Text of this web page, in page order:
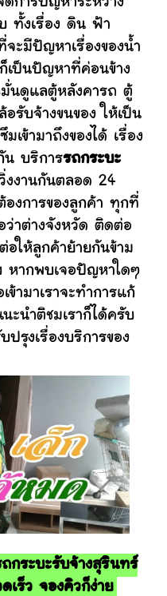
ทั้งเรื่อง ดิน ฟ้า
จะมีปัญหาเรื่องของน้ำ
ก็เป็นปัญหาที่ค่อนข้าง
มั่นดูแลตู้หลังคารถ ตู้
รับจ้างขนของ ให้เป็น
เข้ามาถึงของได้ เรื่อง
น บริการรถกระบะ
วิ่งงานกันตลอด 24
องการของลูกค้า ทุกที่
ว่าต่างจังหวัด ติดต่อ
อให้ลูกค้าย้ายกันข้าม
หากพบเจอปัญหาใดๆ
ข้ามาเราจะทำการแก้
ะนำติชมเราก็ได้ครับ
ปรุงเรื่องบริการของ
กระบะรับจ้างสุรินทร์
เร็ว จองคิวก็ง่าย